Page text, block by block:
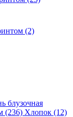
(2)
блузочная
(236) Хлопок (12)